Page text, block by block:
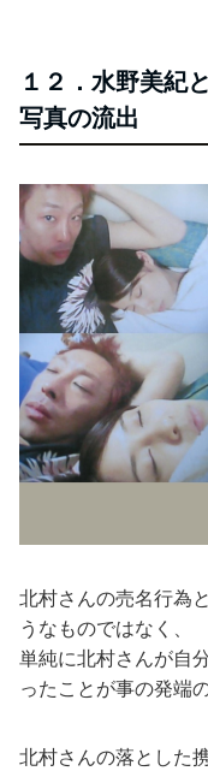
１２．水野美紀
写真の流出
北村さんの売名行為
うなものではなく、
単純に北村さんが自
ったことが事の発端
北村さんの落とした